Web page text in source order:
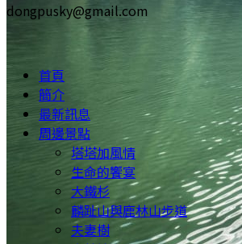
dongpusky@gmail.com
首頁
簡介
最新訊息
周邊景點
塔塔加風情
生命的饗宴
大鐵杉
麟趾山與鹿林山步道
夫妻樹